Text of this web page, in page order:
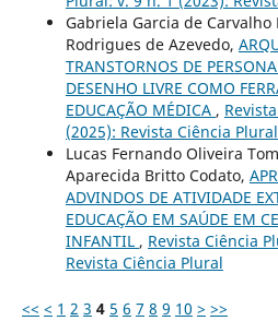
Gabriela Garcia de
Rodrigues de Azevedo,
TRANSTORNOS DE
DESENHO LIVRE COMO
EDUCAÇÃO MÉDICA ,
(2025): Revista Ciência Plural
Lucas Fernando Oliveira
Aparecida Britto Codato,
ADVINDOS DE ATIVIDADE
EDUCAÇÃO EM SAÚDE EM
INFANTIL , Revista Ciência
Revista Ciência Plural
<< < 1 2 3 4 5 6 7 8 9 10 > >>